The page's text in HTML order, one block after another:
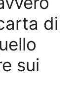
di
sui